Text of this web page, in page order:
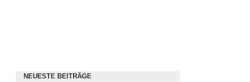
NEUESTE BEITRÄGE